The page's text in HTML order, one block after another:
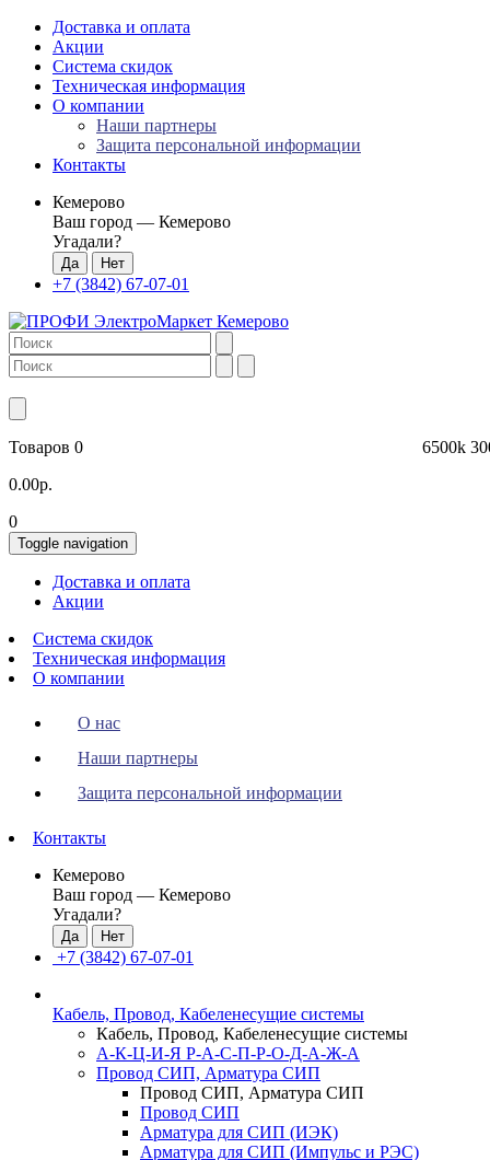
Доставка и оплата
Акции
Система скидок
Техническая информация
О компании
Наши партнеры
Защита персональной информации
Контакты
Кемерово
Ваш город — Кемерово
Угадали?
+7 (3842) 67-07-01
Товаров 0
0.00р.
0
Toggle navigation
Доставка и оплата
Акции
Система скидок
Техническая информация
О компании
О нас
Наши партнеры
Защита персональной информации
Контакты
Кемерово
Ваш город — Кемерово
Угадали?
+7 (3842) 67-07-01
Кабель, Провод, Кабеленесущие системы
Кабель, Провод, Кабеленесущие системы
А-К-Ц-И-Я Р-А-С-П-Р-О-Д-А-Ж-А
Провод СИП, Арматура СИП
Провод СИП, Арматура СИП
Провод СИП
Арматура для СИП (ИЭК)
Арматура для СИП (Импульс и РЭС)
6500k